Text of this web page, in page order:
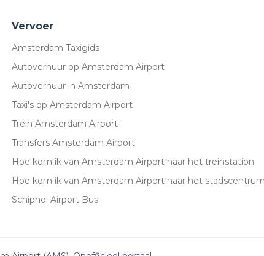
Vervoer
Amsterdam Taxigids
Autoverhuur op Amsterdam Airport
Autoverhuur in Amsterdam
Taxi's op Amsterdam Airport
Trein Amsterdam Airport
Transfers Amsterdam Airport
Hoe kom ik van Amsterdam Airport naar het treinstation
Hoe kom ik van Amsterdam Airport naar het stadscentrum
Schiphol Airport Bus